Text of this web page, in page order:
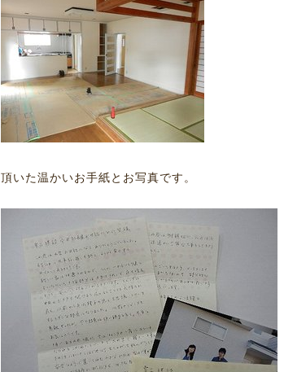
頂いた温かいお手紙とお写真です。